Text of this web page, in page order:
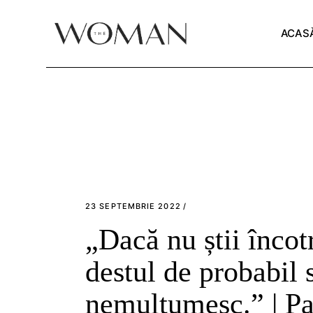
23 SEPTEMBRIE 2022
„Dacă nu știi
destul de probabil
nemulțumesc.” |